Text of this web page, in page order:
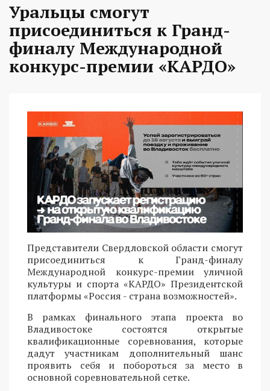
Уральцы смогут
присоединиться к Гранд-
финалу Международной
конкурс-премии «КАРДО»
Представители Свердловской области смогут
присоединиться к Гранд-финалу
Международной конкурс-премии уличной
культуры и спорта «КАРДО» Президентской
платформы «Россия - страна возможностей».
В рамках финального этапа проекта во
Владивостоке состоятся открытые
квалификационные соревнования, которые
дадут участникам дополнительный шанс
проявить себя и побороться за место в
основной соревновательной сетке.